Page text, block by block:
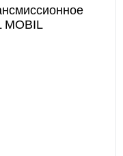
MOBIL